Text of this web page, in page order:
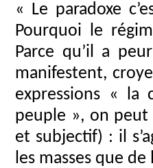
« Le paradoxe
Pourquoi le
Parce qu’il a
manifestent,
expressions « la
peuple », on
et subjectif) : il
les masses que